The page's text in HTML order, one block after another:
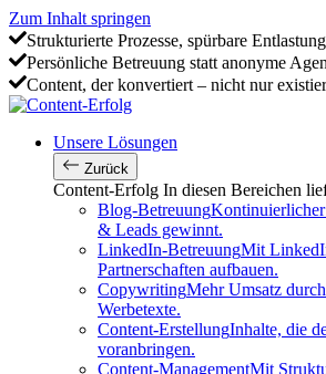
Zum Inhalt springen
Strukturierte Prozesse, spürbare Entlastung
Persönliche Betreuung statt anonyme
Content, der konvertiert – nicht nur
Unsere Lösungen
Zurück
Content-Erfolg In diesen Bereichen
Blog-Betreuung
& Leads gewinnt.
LinkedIn-BetreuungMit
Partnerschaften aufbauen.
CopywritingMehr Umsatz
Werbetexte.
Content-ErstellungInhalte, die
voranbringen.
Content-ManagementMit